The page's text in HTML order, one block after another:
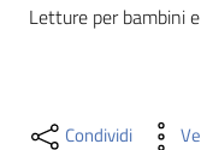
Scopri
Letture per bambini
Condividi